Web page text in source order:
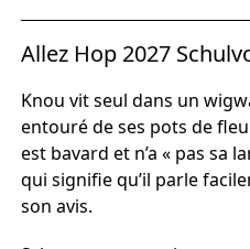
Allez Hop 2027
Knou vit seul dans un
entouré de ses pots de
est bavard et n’a « pas sa
qui signifie qu’il parle
son avis.